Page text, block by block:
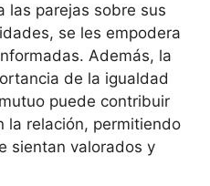
las parejas sobre sus
se les empodera
Además, la
de la igualdad
puede contribuir
la relación, permitiendo
sientan valorados y